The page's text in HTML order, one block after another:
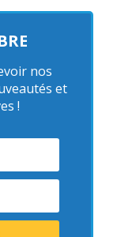
nos
et
!